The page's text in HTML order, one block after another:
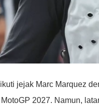
jejak Marc Marquez
2027. Namun,